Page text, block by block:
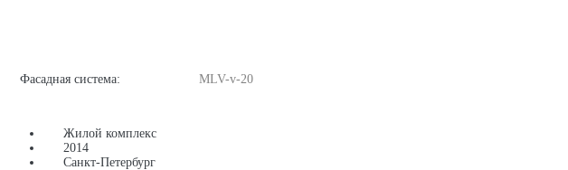
Фасадная система: MLV-v-20
Жилой комплекс
2014
Санкт-Петербург